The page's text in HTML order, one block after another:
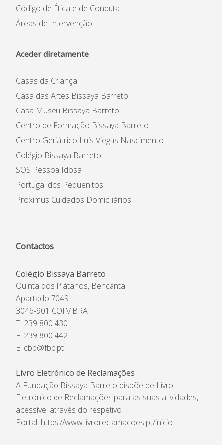
Código de Ética e de Conduta
Áreas de Intervenção
Aceder diretamente
Casas da Criança
Casa das Artes Bissaya Barreto
Casa Museu Bissaya Barreto
Centro de Formação Bissaya Barreto
Centro Geriátrico Luís Viegas Nascimento
Colégio Bissaya Barreto
SOS Pessoa Idosa
Portugal dos Pequenitos
Proximus Cuidados Domiciliários
Contactos
Colégio Bissaya Barreto
Quinta dos Plátanos, Bencanta
Apartado 7049
3046-901 COIMBRA
T: 239 800 430
F: 239 800 442
E: cbb@fbb.pt
Livro Eletrónico de Reclamações
A Fundação Bissaya Barreto dispõe de Livro
Eletrónico de Reclamações para as suas atividades,
acessível através do respetivo
Portal: https://www.livroreclamacoes.pt/inicio